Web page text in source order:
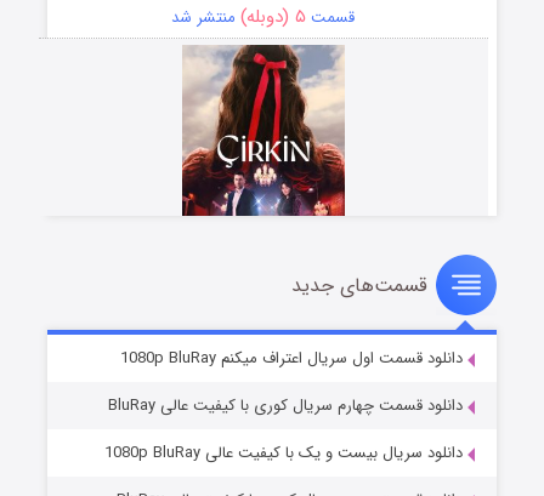
قسمت ۵ (دوبله) منتشر شد
سریال زشت
قسمت۲ (زیرنویس) منتشر شد
قسمت‌های جدید
دانلود قسمت اول سریال اعتراف میکنم 1080p BluRay
دانلود قسمت چهارم سریال کوری با کیفیت عالی BluRay
دانلود سریال بیست و یک با کیفیت عالی 1080p BluRay